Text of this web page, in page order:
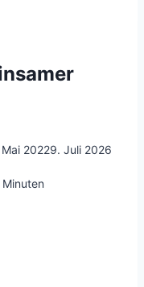
20229. Juli 2026
Minuten